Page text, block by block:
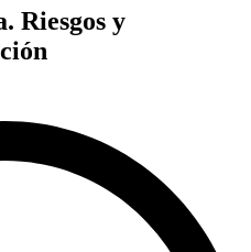
Riesgos y